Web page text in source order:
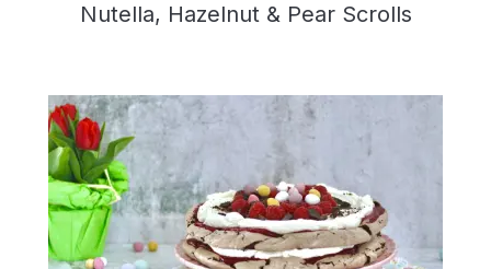
Nutella, Hazelnut & Pear Scrolls